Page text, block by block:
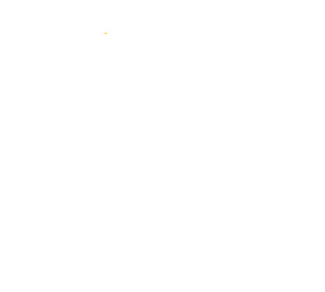
-